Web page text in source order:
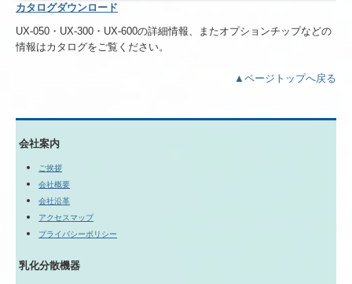
カタログダウンロード
UX-050・UX-300・UX-600の詳細情報、またオプションチップなどの
情報はカタログをご覧ください。
▲ページトップへ戻る
会社案内
ご挨拶
会社概要
会社沿革
アクセスマップ
プライバシーポリシー
乳化分散機器